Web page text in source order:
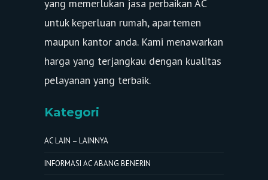
yang memerlukan jasa perbaikan AC
untuk keperluan rumah, apartemen
maupun kantor anda. Kami menawarkan
harga yang terjangkau dengan kualitas
pelayanan yang terbaik.
Kategori
AC LAIN – LAINNYA
INFORMASI AC ABANG BENERIN